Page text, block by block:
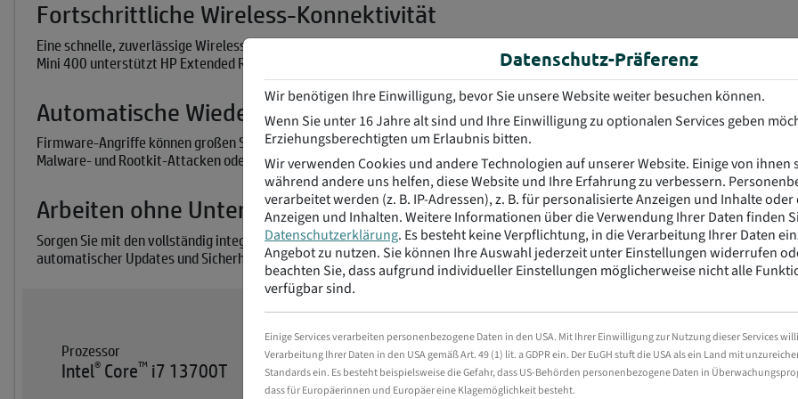
Fortschrittliche Wireless-Konnektivität
Eine schnelle, zuverlässige Wireless-Verbindung bietet Premium-Konnektivität selbst in überfüllten Wireless-Netzwerken. Das
Mini 400 unterstützt HP Extended Range Wireless LAN.
Automatische Wiederherstellung nach Firmware-Angriffen
Firmware-Angriffe können großen Schaden auf Ihrem PC anrichten. Dank des HP BIOS mit Selbstheilungsfunktion bleiben Sie
Malware- und Rootkit-Attacken oder Fehlfunktionen automatisch wieder her.
Arbeiten ohne Unterbrechungen
Sorgen Sie mit den vollständig integrierten und automatisierten Funktionen des HP BIOSphere Gen6 Firmware-Ökosystems für
automatischer Updates und Sicherheitschecks sind Ihre PCs zusätzlich geschützt.5
Prozessor
Intel® Core™ i7 13700T
Speicher
16 GB DDR4
Datenschutz-Präferenz
Wir benötigen Ihre Einwilligung, bevor Sie unsere Website weiter besuchen können.
Wenn Sie unter 16 Jahre alt sind und Ihre Einwilligung zu optionalen Services geben
Erziehungsberechtigten um Erlaubnis bitten.
Wir verwenden Cookies und andere Technologien auf unserer Website. Einige von ihnen
während andere uns helfen, diese Website und Ihre Erfahrung zu verbessern.
verarbeitet werden (z. B. IP-Adressen), z. B. für personalisierte Anzeigen und Inhalte oder
Anzeigen und Inhalten.Weitere Informationen über die Verwendung Ihrer Daten finden
Datenschutzerklärung. Es besteht keine Verpflichtung, in die Verarbeitung Ihrer Daten
Angebot zu nutzen.Sie können Ihre Auswahl jederzeit unter Einstellungen widerrufen
beachten Sie, dass aufgrund individueller Einstellungen möglicherweise nicht alle
verfügbar sind.
Einige Services verarbeiten personenbezogene Daten in den USA. Mit Ihrer Einwilligung zur Nutzung dieser Services
Verarbeitung Ihrer Daten in den USA gemäß Art. 49 (1) lit. a GDPR ein. Der EuGH stuft die USA als ein Land mit
Standards ein. Es besteht beispielsweise die Gefahr, dass US-Behörden personenbezogene Daten in
dass für Europäerinnen und Europäer eine Klagemöglichkeit besteht.